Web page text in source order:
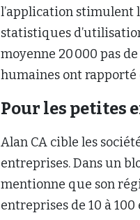
l’application stimulent
statistiques
moyenne 20 000 pas
humaines ont rapporté
Pour les petites
Alan CA cible les
entreprises. Dans un
mentionne que son
entreprises de 10 à